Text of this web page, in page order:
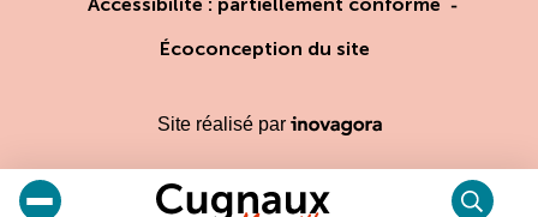
Écoconception du site
Site réalisé par Inovagora (ouverture dans